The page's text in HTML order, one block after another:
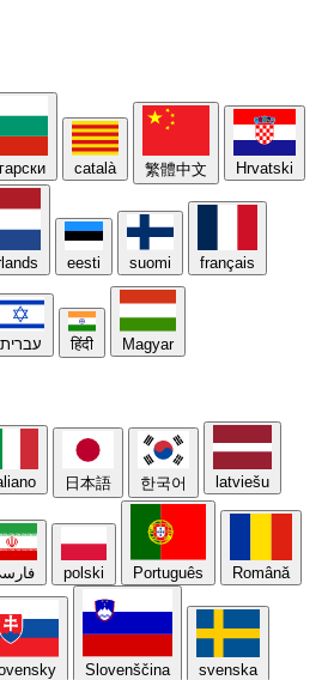
català 繁體中文 Hrvatski
eesti suomi français
עברית हिंदी Magyar
日本語 한국어 latviešu
polski Português Română
Slovenščina svenska